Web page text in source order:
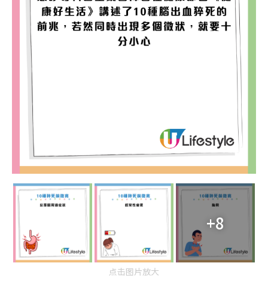
+8
点击图片放大